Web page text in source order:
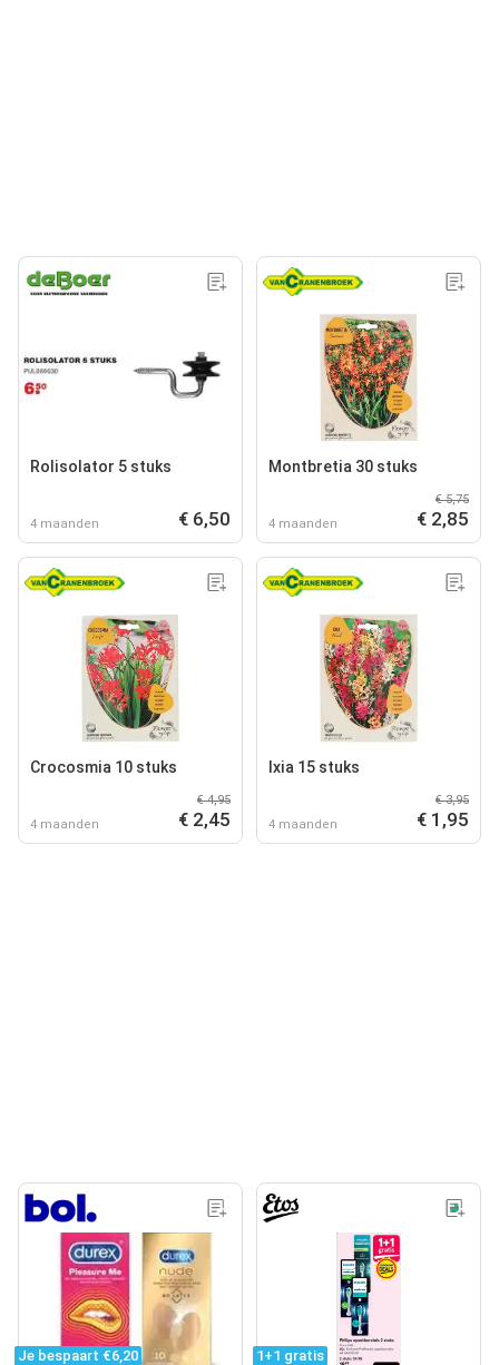
Rolisolator 5 stuks
4 maanden € 6,50
Montbretia 30 stuks
4 maanden
€ 5,75
€ 2,85
Crocosmia 10 stuks
4 maanden
€ 4,95
€ 2,45
Ixia 15 stuks
4 maanden
€ 3,95
€ 1,95
Je bespaart €6,20 1+1 gratis